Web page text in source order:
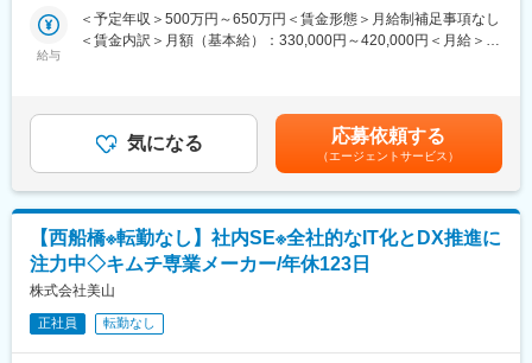
■同社の特徴：
キムチを中心とした韓国食品の製造・輸入販売事業を展開してい
社製品の開発に注力することで、確かな美山ブランドを確立して
います。また、時代のニーズに合わせた自社製品の開発に注力し
ているため、業界に先駆け韓国に合弁会社を設立しました。本場
韓国の味の提供を素早く実現できることも同社の強みです。
変更の範囲：会社の定める業務
■製品の化学分析(塩分、pH、Brix等)
■クレーム品の原因調査・報告書作成 ・お客様からの問い合わせ
対応
成田工場は、月間4～5億円ほどの売り上げを生み出す工場です。
■組織構成：
成田工場 約75名(パート含)
工場長―次長―課長―メンバー2名★ （★ポジションの採用）
■成田工場：
成田工場は開発から品質管理までを一貫して行える拠点です。乳
給与
＜予定年収＞500万円～650万円＜賃金形態＞月給制補足事項なし
＜賃金内訳＞月額（基本給）：330,000円～420,000円＜月給＞
与：年2回（2ヶ月目安）■年収例：420万円 入社3年目 (月給25
万円＋賞与＋残業代)賃金はあくまでも目安の金額であり、選考を
通じて上下する可能性があります。月給(月額)は固定手当を含めた
表記です。
気になる 応募依頼する
（エージェントサービス）
【西船橋※転勤なし】社内SE※全社的なIT化とDX推進に
注力中◇キムチ専業メーカー/年休123日
株式会社美山
正社員 転勤なし